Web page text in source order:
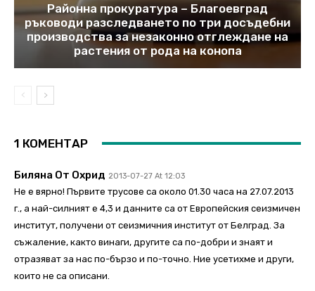
Районна прокуратура – Благоевград
ръководи разследването по три досъдебни
производства за незаконно отглеждане на
растения от рода на конопа
1 КОМЕНТАР
Биляна От Охрид 2013-07-27 At 12:03
Не е вярно! Първите трусове са около 01.30 часа на 27.07.2013
г., а най-силният е 4,3 и данните са от Европейския сеизмичен
институт, получени от сеизмичния институт от Белград. За
съжаление, както винаги, другите са по-добри и знаят и
отразяват за нас по-бързо и по-точно. Ние усетихме и други,
които не са описани.